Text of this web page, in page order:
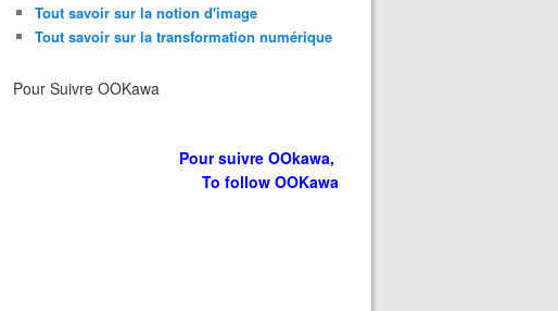
Tout savoir sur la notion d'image
Tout savoir sur la transformation numérique
Pour Suivre OOKawa
Pour suivre OOkawa,
To follow OOKawa